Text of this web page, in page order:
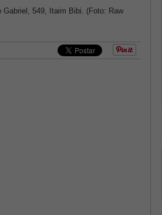
Gabriel, 549, Itaim Bibi. (Foto: Raw